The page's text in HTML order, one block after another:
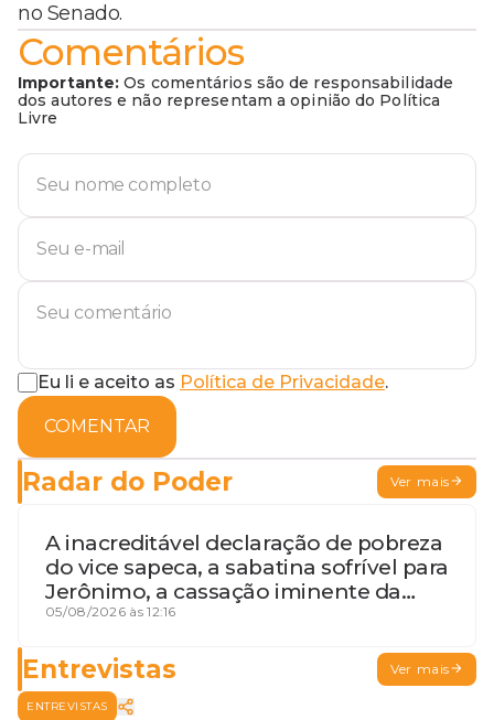
no Senado.
Comentários
Importante: Os comentários são de responsabilidade
dos autores e não representam a opinião do Política
Livre
Eu li e aceito as Política de Privacidade.
COMENTAR
Radar do Poder Ver mais
A inacreditável declaração de pobreza
do vice sapeca, a sabatina sofrível para
Jerônimo, a cassação iminente da
desembargadora e a vaga do Quinto
05/08/2026 às 12:16
Entrevistas Ver mais
ENTREVISTAS